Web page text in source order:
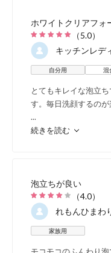
ジングサ
れたスキ
肌循環
イクル
ホワイトクリアフォ
（5.0）
キッチンレデ
自分用 混
とてもキレイな泡立
す。毎日洗顔するのが
...
続きを読む
泡立ちが良い
（4.0）
れもんひまわ
家族用